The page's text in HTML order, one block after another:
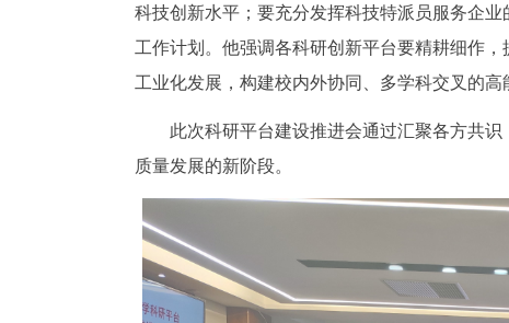
科技创新水平；要充分发挥科技特派员服务企
工作计划。他强调各科研创新平台要精耕细作
工业化发展，构建校内外协同、多学科交叉的高
此次科研平台建设推进会通过汇聚各方共
质量发展的新阶段。